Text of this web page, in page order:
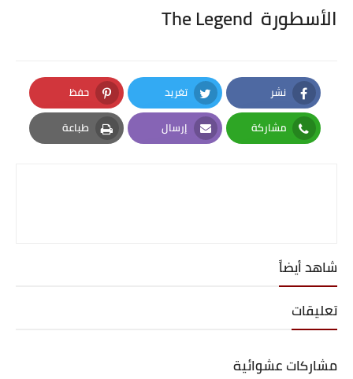
الأسطورة The Legend
نشر
Facebook
تغريد
Twitter
حفظ
Pinterest
مشاركة
Whatsapp
إرسال
Email
طباعة
Print
شاهد أيضاً
تعليقات
مشاركات عشوائية